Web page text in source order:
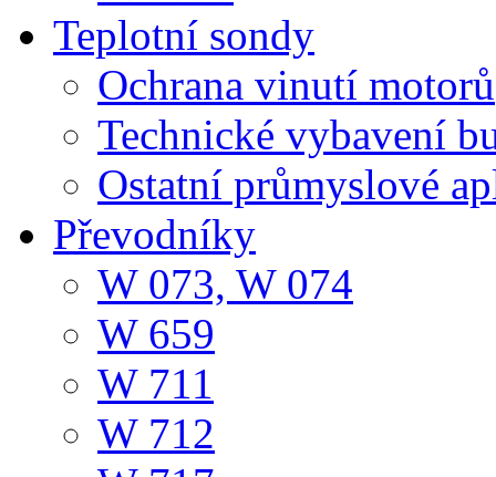
Teplotní sondy
Ochrana vinutí motorů
Technické vybavení
Ostatní průmyslové
Převodníky
W 073, W 074
W 659
W 711
W 712